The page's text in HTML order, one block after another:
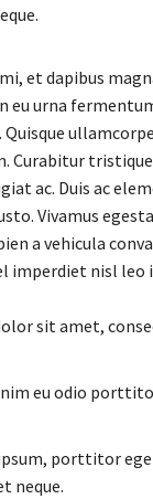
et dapibus
eu urna
Curabitur
ac. Duis ac
Vivamus
a vehicula
imperdiet nisl leo
sit amet,
eu odio
porttitor
neque.